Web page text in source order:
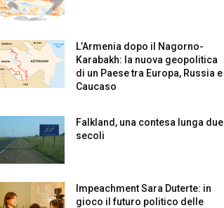
L’Armenia dopo il Nagorno-
Karabakh: la nuova geopolitica
di un Paese tra Europa, Russia e
Caucaso
Falkland, una contesa lunga due
secoli
Impeachment Sara Duterte: in
gioco il futuro politico delle